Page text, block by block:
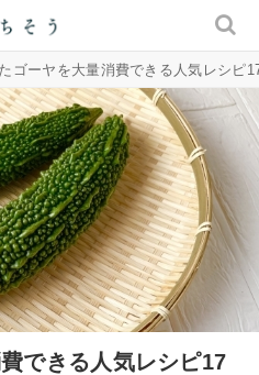
ゴーヤを大量消費できる人気レシピ
できる人気レシピ17